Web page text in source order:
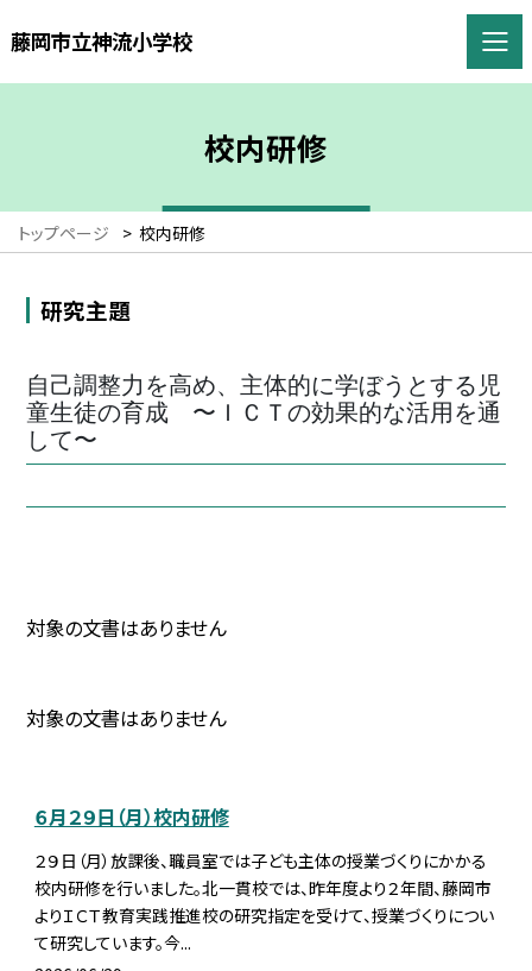
藤岡市立神流小学校
校内研修
トップページ > 校内研修
研究主題
自己調整力を高め、主体的に学ぼうとする児
童生徒の育成 〜ＩＣＴの効果的な活用を通
して〜
対象の文書はありません
対象の文書はありません
６月２９日（月）校内研修
２９日（月）放課後、職員室では子ども主体の授業づくりにかかる
校内研修を行いました。北一貫校では、昨年度より２年間、藤岡市
よりＩＣＴ教育実践推進校の研究指定を受けて、授業づくりについ
て研究しています。今...